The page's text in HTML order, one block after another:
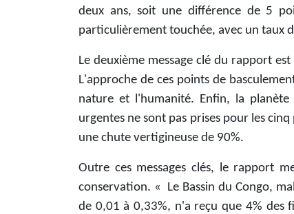
deux ans, soit une différence de 5
particulièrement touchée, avec un taux
Le deuxième message clé du rapport
L'approche de ces points de
nature et l'humanité. Enfin, la
urgentes ne sont pas prises pour les
une chute vertigineuse de 90%.
Outre ces messages clés, le rapport
conservation. « Le Bassin du Congo,
de 0,01 à 0,33%, n'a reçu que 4% des